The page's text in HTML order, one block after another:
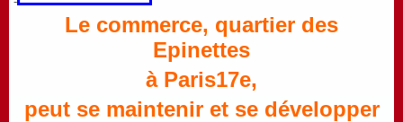
Le commerce, quartier des
Epinettes
à Paris17e,
peut se maintenir et se développer